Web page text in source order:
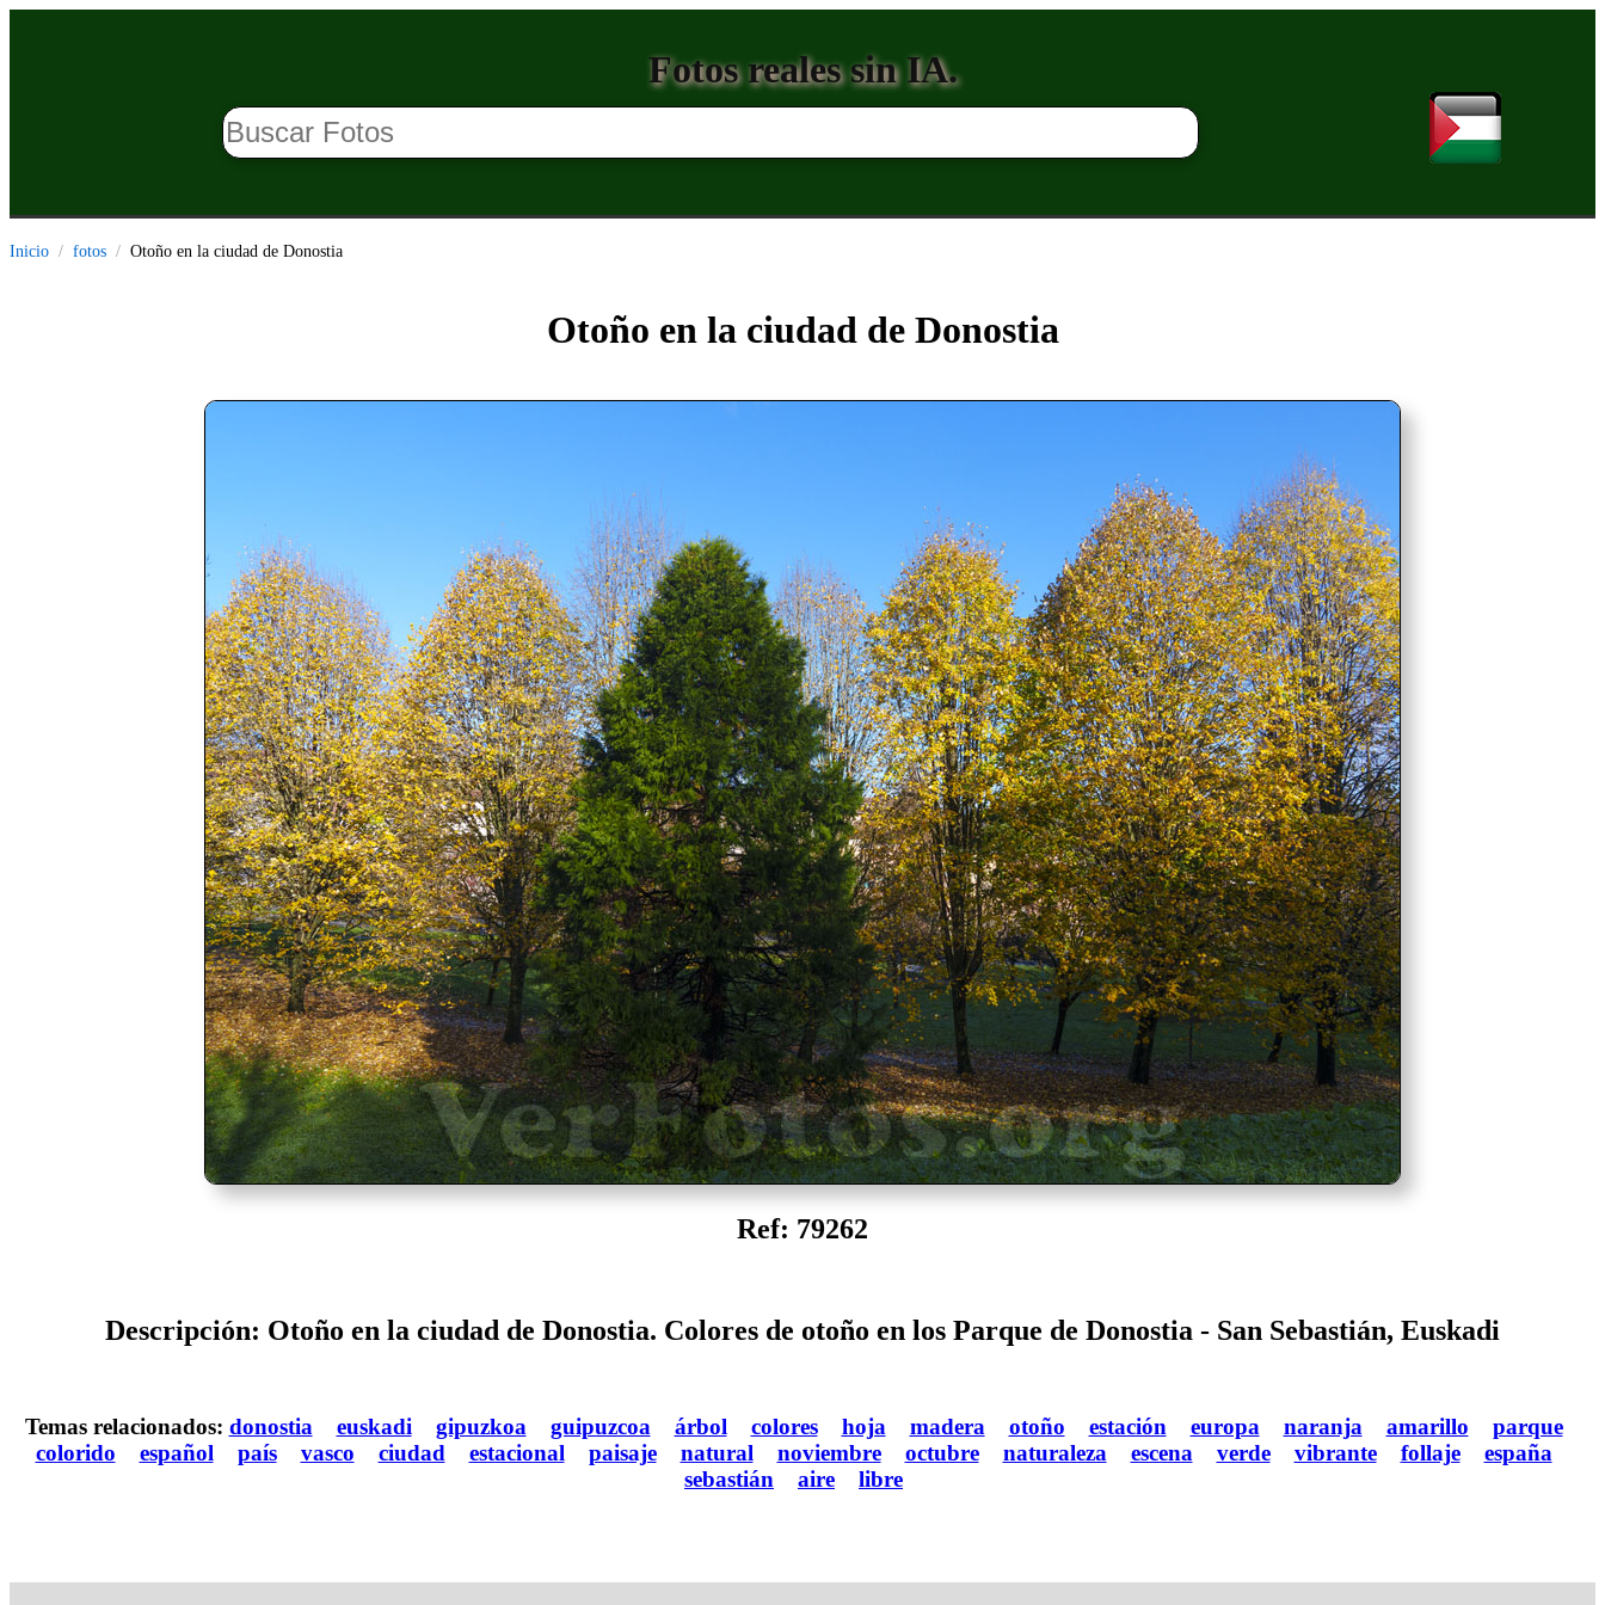
Fotos reales sin IA.
Inicio fotos Otoño en la ciudad de Donostia
Otoño en la ciudad de Donostia
Ref: 79262
Descripción: Otoño en la ciudad de Donostia. Colores de otoño en los Parque de Donostia - San Sebastián, Euskadi
Temas relacionados: donostia euskadi gipuzkoa guipuzcoa árbol colores hoja madera otoño estación europa naranja amarillo
parque
colorido
español país vasco ciudad estacional paisaje natural noviembre octubre naturaleza escena verde vibrante follaje
españa
sebastián
aire libre